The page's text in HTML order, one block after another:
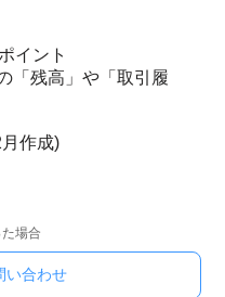
イント
「残高」や「取引履
作成)
場合
い合わせ